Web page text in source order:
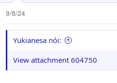
n
:
9/8/24
Yukianesa nói:
View attachment 604750